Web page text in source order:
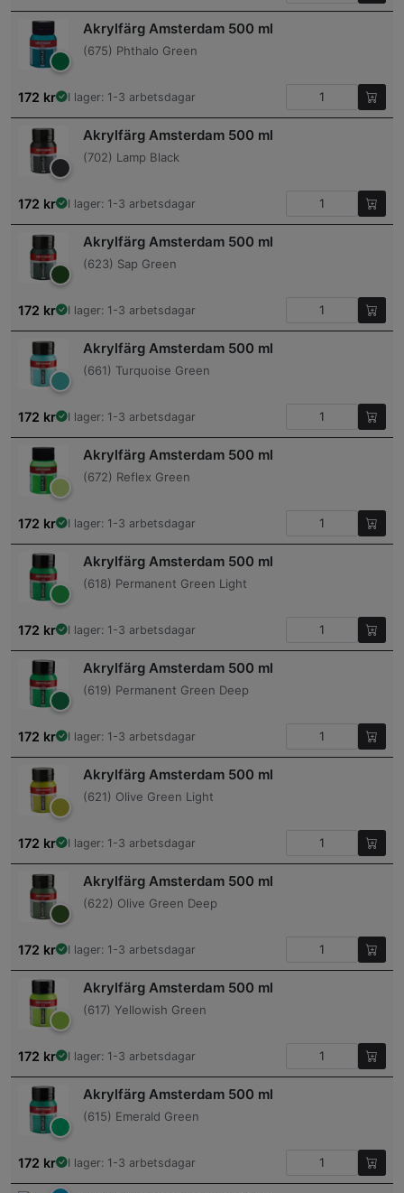
Akrylfärg Amsterdam 500 ml
(675) Phthalo Green
172 kr I lager: 1-3 arbetsdagar
Akrylfärg Amsterdam 500 ml
(702) Lamp Black
172 kr I lager: 1-3 arbetsdagar
Akrylfärg Amsterdam 500 ml
(623) Sap Green
172 kr I lager: 1-3 arbetsdagar
Akrylfärg Amsterdam 500 ml
(661) Turquoise Green
172 kr I lager: 1-3 arbetsdagar
Akrylfärg Amsterdam 500 ml
(672) Reflex Green
172 kr I lager: 1-3 arbetsdagar
Akrylfärg Amsterdam 500 ml
(618) Permanent Green Light
172 kr I lager: 1-3 arbetsdagar
Akrylfärg Amsterdam 500 ml
(619) Permanent Green Deep
172 kr I lager: 1-3 arbetsdagar
Akrylfärg Amsterdam 500 ml
(621) Olive Green Light
172 kr I lager: 1-3 arbetsdagar
Akrylfärg Amsterdam 500 ml
(622) Olive Green Deep
172 kr I lager: 1-3 arbetsdagar
Akrylfärg Amsterdam 500 ml
(617) Yellowish Green
172 kr I lager: 1-3 arbetsdagar
Akrylfärg Amsterdam 500 ml
(615) Emerald Green
172 kr I lager: 1-3 arbetsdagar